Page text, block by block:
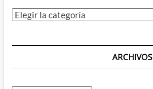
Categorías
ARCHIVOS